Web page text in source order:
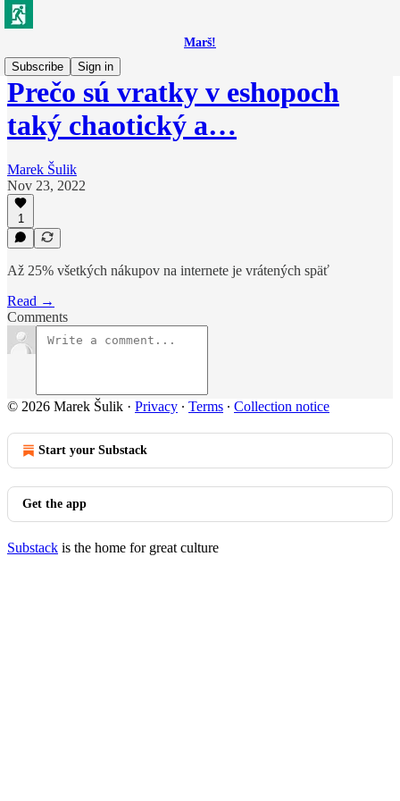
Marš!
Subscribe
Sign in
Prečo sú vratky v eshopoch
taký chaotický a…
Marek Šulik
Nov 23, 2022
1
Až 25% všetkých nákupov na internete je vrátených späť
Read →
Comments
© 2026 Marek Šulik · Privacy ∙ Terms ∙ Collection notice
Start your Substack
Get the app
Substack is the home for great culture